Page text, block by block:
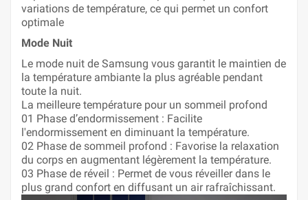
variations de température, ce qui permet un confort
optimale
Mode Nuit
Le mode nuit de Samsung vous garantit le maintien de
la température ambiante la plus agréable pendant
toute la nuit.
La meilleure température pour un sommeil profond
01 Phase d’endormissement : Facilite
l'endormissement en diminuant la température.
02 Phase de sommeil profond : Favorise la relaxation
du corps en augmentant légèrement la température.
03 Phase de réveil : Permet de vous réveiller dans le
plus grand confort en diffusant un air rafraîchissant.